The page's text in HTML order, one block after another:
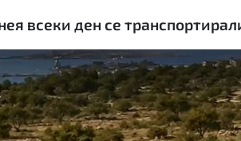
всеки ден се